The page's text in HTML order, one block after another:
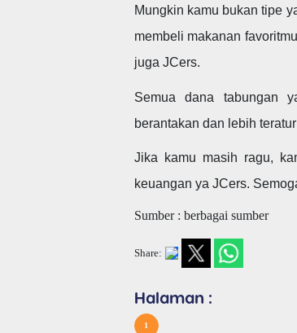
Mungkin kamu bukan tipe
membeli makanan
juga JCers.
Semua dana tabungan
berantakan dan lebih
Jika kamu masih ragu,
keuangan ya JCers.
Sumber : berbagai sumber
Share:
Halaman :
1